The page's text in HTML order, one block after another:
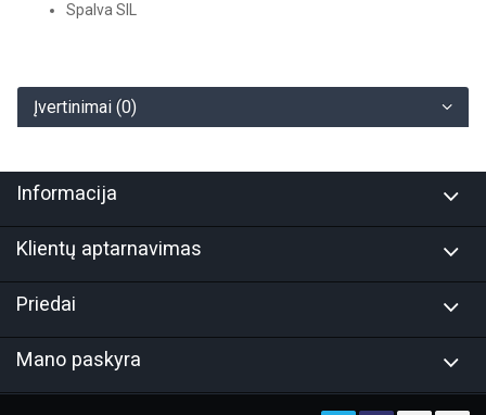
Spalva SIL
Įvertinimai (0)
Informacija
Klientų aptarnavimas
Priedai
Mano paskyra